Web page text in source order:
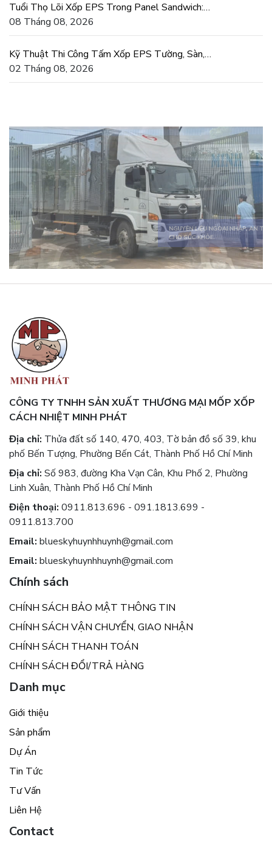
Tuổi Thọ Lõi Xốp EPS Trong Panel Sandwich:
Vì Sao Bền Lâu
08 Tháng 08, 2026
Kỹ Thuật Thi Công Tấm Xốp EPS Tường, Sàn,
Mái Đúng Chuẩn
02 Tháng 08, 2026
SẢN PHẨM ĐA DẠNG, ĐÁP ỨNG MỌI
NHU CẦU.
CÔNG TY TNHH SẢN XUẤT THƯƠNG MẠI MỐP XỐP
CÁCH NHIỆT MINH PHÁT
Địa chỉ: Thửa đất số 140, 470, 403, Tờ bản đồ số 39, khu
phố Bến Tượng, Phường Bến Cát, Thành Phố Hồ Chí Minh
Địa chỉ: Số 983, đường Kha Vạn Cân, Khu Phố 2, Phường
Linh Xuân, Thành Phố Hồ Chí Minh
Điện thoại: 0911.813.696 - 091.1813.699 -
0911.813.700
Email: blueskyhuynhhuynh@gmail.com
Email: blueskyhuynhhuynh@gmail.com
Chính sách
CHÍNH SÁCH BẢO MẬT THÔNG TIN
CHÍNH SÁCH VẬN CHUYỂN, GIAO NHẬN
CHÍNH SÁCH THANH TOÁN
CHÍNH SÁCH ĐỔI/TRẢ HÀNG
Danh mục
Giới thiệu
Sản phẩm
Dự Án
Tin Tức
Tư Vấn
Liên Hệ
Contact